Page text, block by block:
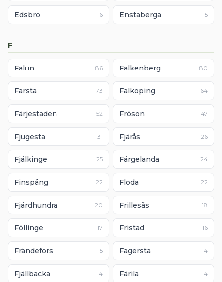
Edsbro 6 Enstaberga 5
F
Falun 86 Falkenberg 80
Farsta 73 Falköping 64
Färjestaden 52 Frösön 47
Fjugesta 31 Fjärås 26
Fjälkinge 25 Färgelanda 24
Finspång 22 Floda 22
Fjärdhundra 20 Frillesås 18
Föllinge 17 Fristad 16
Frändefors 15 Fagersta 14
Fjällbacka 14 Färila 14